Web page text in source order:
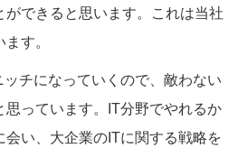
できると思います。これは当社
す。
チになっていくので、敵わない
思っています。IT分野でやれるか
会い、大企業のITに関する戦略を